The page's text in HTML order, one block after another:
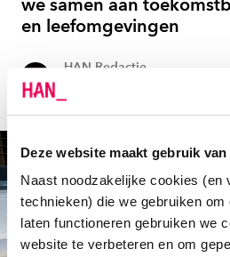
Deze website maakt gebruik
Naast noodzakelijke cookies (en
technieken) die we gebruiken
laten functioneren gebruiken we
website te verbeteren en om
we samen aan
en leefomgevingen
HAN Redactie